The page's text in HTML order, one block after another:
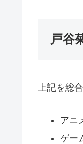
戸谷
上記を総
アニ
ゲー